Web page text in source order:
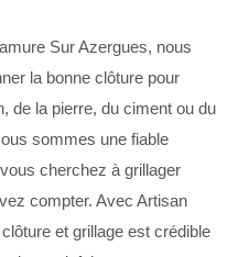
Sur Azergues, nous
la bonne clôture pour
de la pierre, du ciment ou du
sommes une fiable
cherchez à grillager
compter. Avec Artisan
et grillage est crédible